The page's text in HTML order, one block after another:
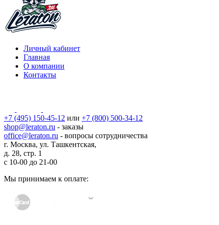
Личный кабинет
Главная
О компании
Контакты
+7 (495) 150-45-12 или +7 (800) 500-34-12
shop@leraton.ru - заказы
office@leraton.ru - вопросы сотрудничества
г. Москва, ул. Ташкентская,
д. 28, стр. 1
с 10-00 до 21-00
Мы принимаем к оплате: